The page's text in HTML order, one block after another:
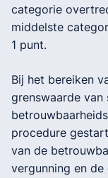
categorie
middelste
1 punt.
Bij het bereiken
grenswaarde
procedure
van de
vergunning en